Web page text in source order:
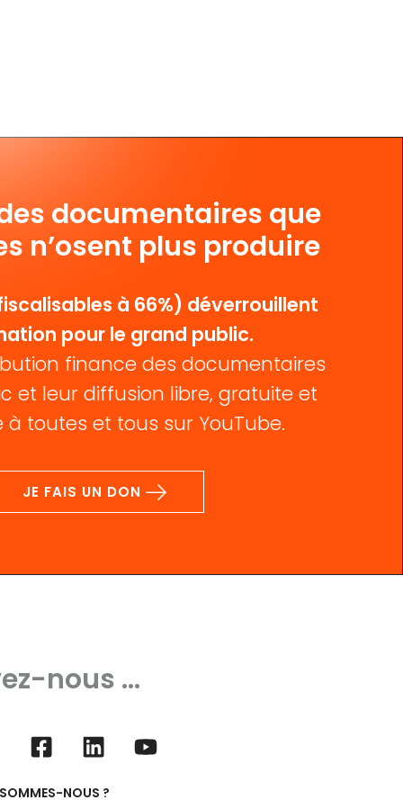
documentaires que
n’osent plus produire
à 66%) déverrouillent
pour le grand public.
finance des documentaires
et leur diffusion libre, gratuite et
à toutes et tous sur YouTube.
JE FAIS UN DON
nous ...
NOUS ?